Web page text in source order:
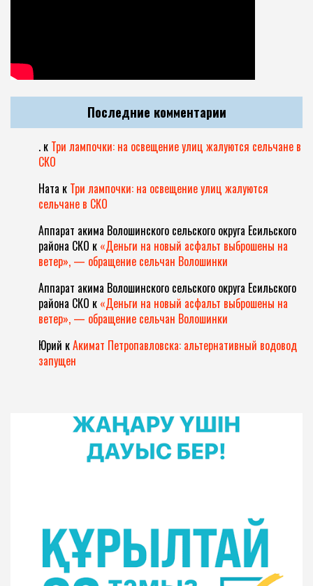
Последние комментарии
. к Три лампочки: на освещение улиц жалуются сельчане в
СКО
Ната к Три лампочки: на освещение улиц жалуются
сельчане в СКО
Аппарат акима Волошинского сельского округа Есильского
района СКО к «Деньги на новый асфальт выброшены на
ветер», — обращение сельчан Волошинки
Аппарат акима Волошинского сельского округа Есильского
района СКО к «Деньги на новый асфальт выброшены на
ветер», — обращение сельчан Волошинки
Юрий кАкимат Петропавловска: альтернативный водовод
запущен